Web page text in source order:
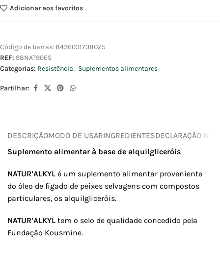
Adicionar aos favoritos
Código de barras:8436031738025
REF: 98NAT90ES
Categorias: Resistência , Suplementos alimentares
Partilhar:
DESCRIÇÃOMODO DE USARINGREDIENTESDECLARAÇÃO
Suplemento alimentar à base de alquilgliceróis
NATUR’ALKYL é um suplemento alimentar proveniente
do óleo de fígado de peixes selvagens com compostos
particulares, os alquilgliceróis.
NATUR’ALKYL tem o selo de qualidade concedido pela
Fundação Kousmine.